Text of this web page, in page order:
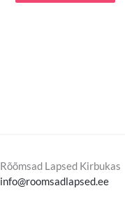
Rõõmsad Lapsed Kirbukas
info@roomsadlapsed.ee